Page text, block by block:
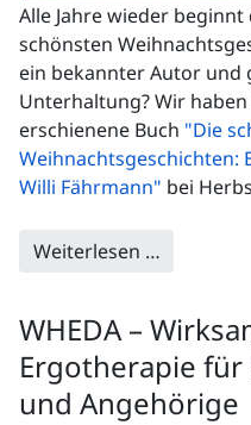
Alle Jahre wieder beginnt
schönsten
ein bekannter Autor und
Unterhaltung? Wir
erschienene Buch "Die
Weihnachtsgeschichten:
Willi Fährmann" bei
Weiterlesen …
WHEDA –
Ergotherapie
und Angehörige